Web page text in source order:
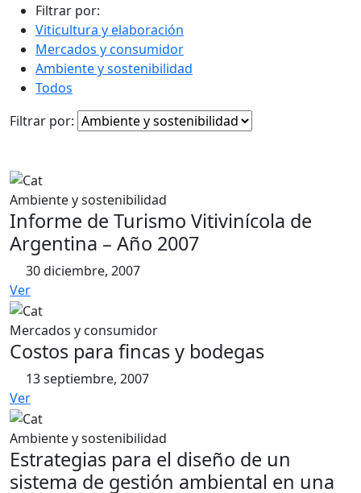
Filtrar por:
Viticultura y elaboración
Mercados y consumidor
Ambiente y sostenibilidad
Todos
Filtrar por:
Ambiente y sostenibilidad
Informe de Turismo Vitivinícola de
Argentina – Año 2007
30 diciembre, 2007
Ver
Mercados y consumidor
Costos para fincas y bodegas
13 septiembre, 2007
Ver
Ambiente y sostenibilidad
Estrategias para el diseño de un
sistema de gestión ambiental en una